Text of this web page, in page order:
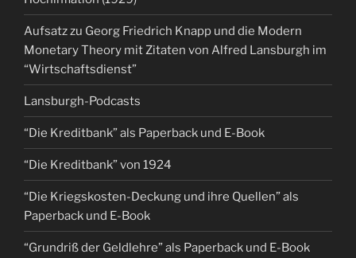
Aufsatz zu Georg Friedrich Knapp und die Modern
Monetary Theory mit Zitaten von Alfred Lansburgh im
“Wirtschaftsdienst”
Lansburgh-Podcasts
“Die Kreditbank” als Paperback und E-Book
“Die Kreditbank” von 1924
“Die Kriegskosten-Deckung und ihre Quellen” als
Paperback und E-Book
“Grundriß der Geldlehre” als Paperback und E-Book